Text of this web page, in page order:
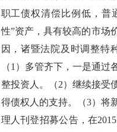
职工债权清偿比例低，普
性”资产，具有较高的市场
因，诸暨法院及时调整特
（1）多管齐下，一是通
整投资人。（2）继续接受
得债权人的支持。（3）将
理人刊登招募公告，在